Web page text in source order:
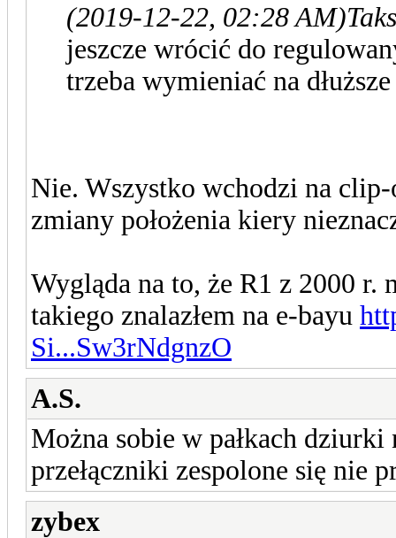
(2019-12-22, 02:28 AM)
jeszcze wrócić do
trzeba wymieniać na
Nie. Wszystko wchodzi na
zmiany położenia kiery
Wygląda na to, że R1 z 2000 r.
takiego znalazłem na e-bayu
Si...Sw3rNdgnzO
A.S.
Można sobie w pałkach
przełączniki zespolone się nie
zybex